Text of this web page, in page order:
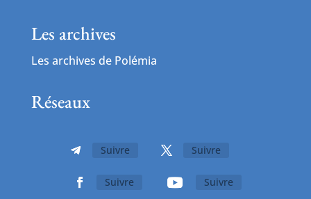
Les archives
Les archives de Polémia
Réseaux
Suivre Suivre
Suivre Suivre